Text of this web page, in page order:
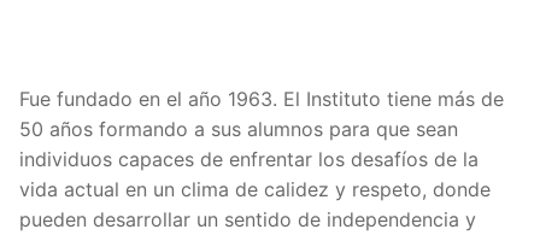
Fue fundado en el año 1963. El Instituto tiene más de
50 años formando a sus alumnos para que sean
individuos capaces de enfrentar los desafíos de la
vida actual en un clima de calidez y respeto, donde
pueden desarrollar un sentido de independencia y